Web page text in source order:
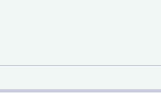
Juanda Gagalkan
di Bandara Juanda